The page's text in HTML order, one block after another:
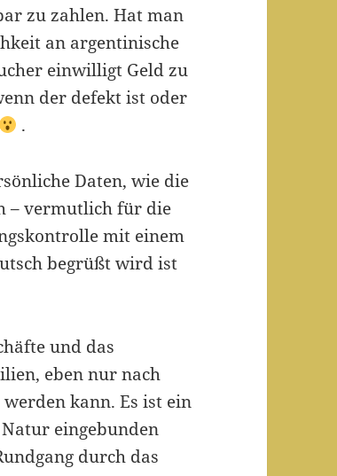
zu zahlen. Hat man
an argentinische
einwilligt Geld zu
der defekt ist oder
.
Daten, wie die
– vermutlich für die
mit einem
begrüßt wird ist
und das
eben nur nach
kann. Es ist ein
eingebunden
durch das